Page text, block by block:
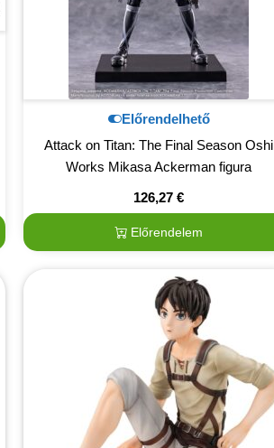
Előrendelhető
Attack on Titan: The Final Season Oshi
Works Mikasa Ackerman figura
126,27 €
Előrendelem